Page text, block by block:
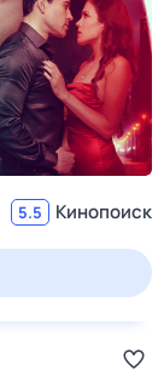
5.5 Кинопоиск